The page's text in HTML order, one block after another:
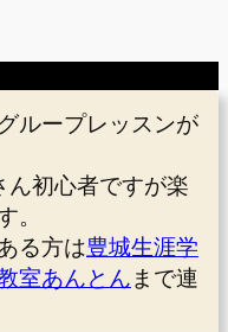
ループレッスンが
ん初心者ですが楽
。
る方は豊城生涯学
室あんとん まで連